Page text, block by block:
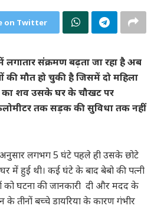
on Twitter
में लगातार संक्रमण बढ़ता जा रहा है अब
मौत हो चुकी है जिसमें दो महिला
का शव उसके घर के चौखट पर
तक सड़क की सुविधा तक नहीं
अनुसार लगभग 5 घंटे पहले ही उसके छोटे
घर में हुई थी। कई घंटे के बाद बेबो की पत्नी
घटना की जानकारी दी और मदद के
के तीनों बच्चे डायरिया के कारण गंभीर